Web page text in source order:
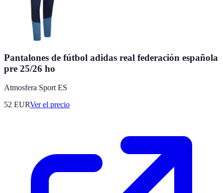
Pantalones de fútbol adidas real federación española
pre 25/26 ho
Atmosfera Sport ES
52 EURVer el precio